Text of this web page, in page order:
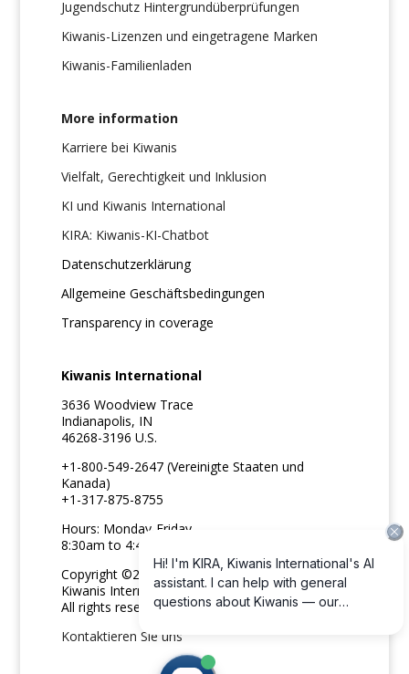
Jugendschutz Hintergrundüberprüfungen
Kiwanis-Lizenzen und eingetragene Marken
Kiwanis-Familienladen
More information
Karriere bei Kiwanis
Vielfalt, Gerechtigkeit und Inklusion
KI und Kiwanis International
KIRA: Kiwanis-KI-Chatbot
Datenschutzerklärung
Allgemeine Geschäftsbedingungen
Transparency in coverage
Kiwanis International
3636 Woodview Trace
Indianapolis, IN
46268-3196 U.S.
+1-800-549-2647 (Vereinigte Staaten und
Kanada)
+1-317-875-8755
Hours: Monday-Friday
8:30am to 4:45pm ET
Copyright ©2026
Kiwanis International
All rights reserved
Kontaktieren Sie uns